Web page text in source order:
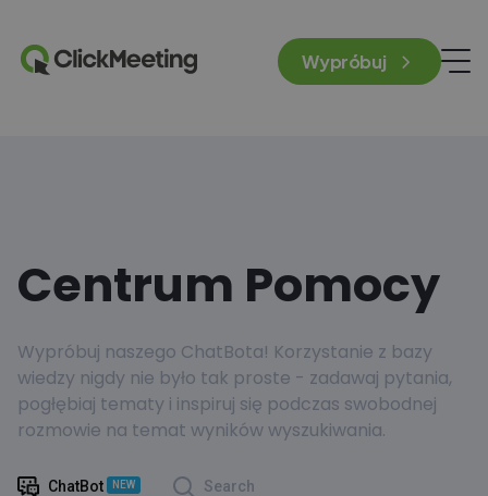
Wypróbuj
Centrum Pomocy
Wypróbuj naszego ChatBota! Korzystanie z bazy
wiedzy nigdy nie było tak proste - zadawaj pytania,
pogłębiaj tematy i inspiruj się podczas swobodnej
rozmowie na temat wyników wyszukiwania.
ChatBot NEW Search